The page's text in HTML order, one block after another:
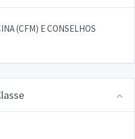
(CFM) E CONSELHOS